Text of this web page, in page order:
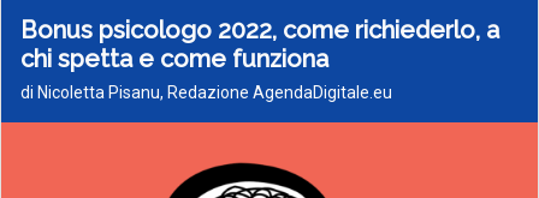
Bonus psicologo 2022, come richiederlo, a
chi spetta e come funziona
di Nicoletta Pisanu, Redazione AgendaDigitale.eu